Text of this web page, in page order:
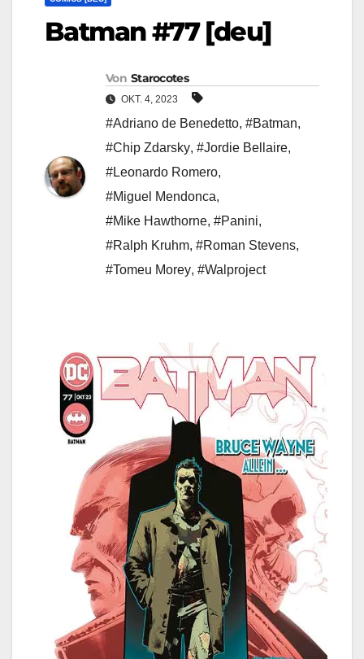
Batman #77 [deu]
Von Starocotes
OKT. 4, 2023
#Adriano de Benedetto, #Batman,
#Chip Zdarsky, #Jordie Bellaire,
#Leonardo Romero,
#Miguel Mendonca,
#Mike Hawthorne, #Panini,
#Ralph Kruhm, #Roman Stevens,
#Tomeu Morey, #Walproject